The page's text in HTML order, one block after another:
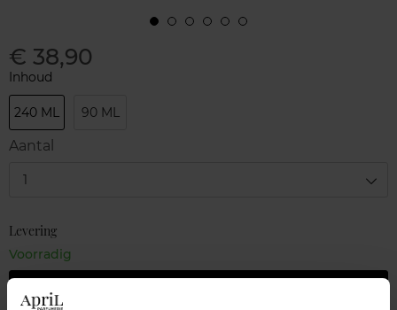
€ 38,90
Inhoud
240 ML 90 ML
Aantal
1
Levering
Voorradig